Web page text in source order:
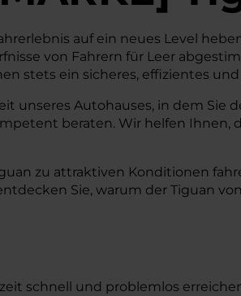
auf ein neues Level
von Fahrern für Leer
stets ein sicheres, effizientes
unseres Autohauses, in dem Sie
beraten. Wir helfen
zu attraktiven Konditionen
Sie, warum der Tiguan
schnell und problemlos